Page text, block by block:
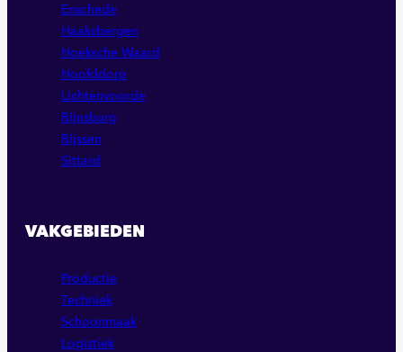
Enschede
Haaksbergen
Hoeksche Waard
Hoofddorp
Lichtenvoorde
Rijnsburg
Rijssen
Sittard
VAKGEBIEDEN
Productie
Techniek
Schoonmaak
Logistiek